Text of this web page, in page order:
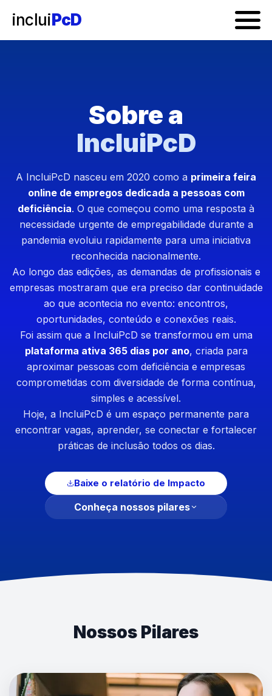
incluiPcD
Sobre a
IncluiPcD
A IncluiPcD nasceu em 2020 como a primeira feira
online de empregos dedicada a pessoas com
deficiência. O que começou como uma resposta à
necessidade urgente de empregabilidade durante a
pandemia evoluiu rapidamente para uma iniciativa
reconhecida nacionalmente.
Ao longo das edições, as demandas de profissionais e
empresas mostraram que era preciso dar continuidade
ao que acontecia no evento: encontros,
oportunidades, conteúdo e conexões reais.
Foi assim que a IncluiPcD se transformou em uma
plataforma ativa 365 dias por ano, criada para
aproximar pessoas com deficiência e empresas
comprometidas com diversidade de forma contínua,
simples e acessível.
Hoje, a IncluiPcD é um espaço permanente para
encontrar vagas, aprender, se conectar e fortalecer
práticas de inclusão todos os dias.
Baixe o relatório de Impacto
Conheça nossos pilares
Nossos Pilares